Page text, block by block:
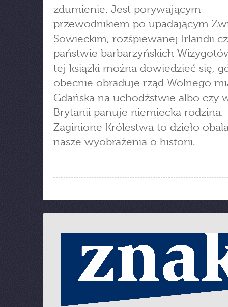
zdumienie. Jest porywającym
przewodnikiem po upadającym
Sowieckim, rozśpiewanej Irlandii
państwie barbarzyńskich
tej książki można dowiedzieć się,
obecnie obraduje rząd Wolnego
Gdańska na uchodźstwie albo czy
Brytanii panuje niemiecka rodzina.
Zaginione Królestwa to dzieło
nasze wyobrażenia o historii.